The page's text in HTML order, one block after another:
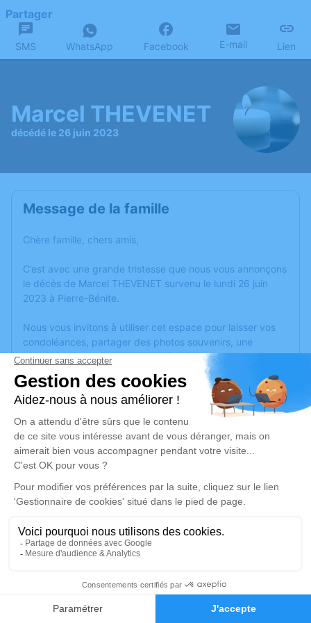
Faire-part Hommages
Partager
SMS WhatsApp Facebook E-mail Lien
Marcel THEVENET
décédé le 26 juin 2023
Message de la famille
Chère famille, chers amis,
C’est avec une grande tristesse que nous vous annonçons
le décès de Marcel THEVENET survenu le lundi 26 juin
2023 à Pierre-Bénite.
Nous vous invitons à utiliser cet espace pour laisser vos
condoléances, partager des photos souvenirs, une
anecdote ou exprimer vos pensées à travers des poèmes
ou des textes. Cet endroit est un lieu d'expression dédié à
honorer la mémoire de Marcel THEVENET.
Un service de plantation d’arbre hommage estdisponible
lundi 03 juillet 2023 à 15h00
Eglise Saint Fortunat 4 impasse St Fortuna
69290 Craponne
Je rends hommage